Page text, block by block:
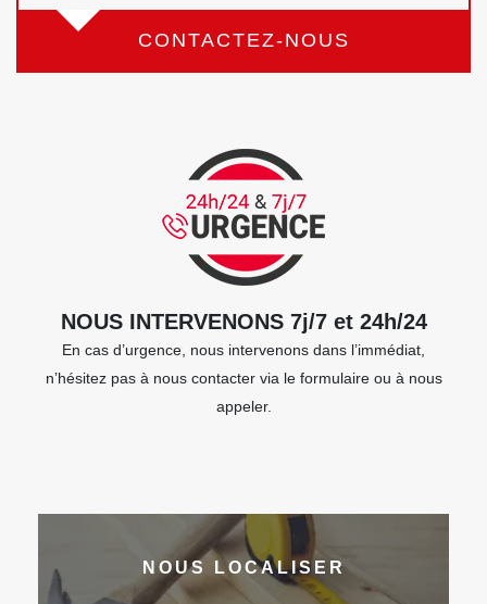
CONTACTEZ-NOUS
NOUS INTERVENONS 7j/7 et 24h/24
En cas d’urgence, nous intervenons dans l’immédiat,
n’hésitez pas à nous contacter via le formulaire ou à nous
appeler.
NOUS LOCALISER